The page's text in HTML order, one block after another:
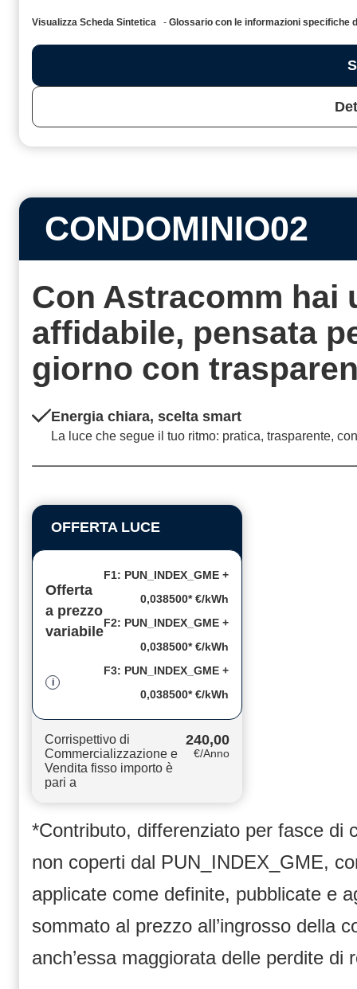
Visualizza Scheda Sintetica - Glossario con le informazioni
CONDOMINIO02
Con Astracomm hai
affidabile, pensata
giorno con
Energia chiara, scelta smart
La luce che segue il tuo ritmo: pratica, trasparente,
OFFERTA LUCE
Offerta
a prezzo
variabile
i
F1: PUN_INDEX_GME +
0,038500* €/kWh
F2: PUN_INDEX_GME +
0,038500* €/kWh
F3: PUN_INDEX_GME +
0,038500* €/kWh
Corrispettivo di
Commercializzazione e
Vendita fisso importo è
pari a
240,00
€/Anno
*Contributo, differenziato per fasce di
non coperti dal PUN_INDEX_GME,
applicate come definite, pubblicate e
sommato al prezzo all’ingrosso della
anch’essa maggiorata delle perdite di